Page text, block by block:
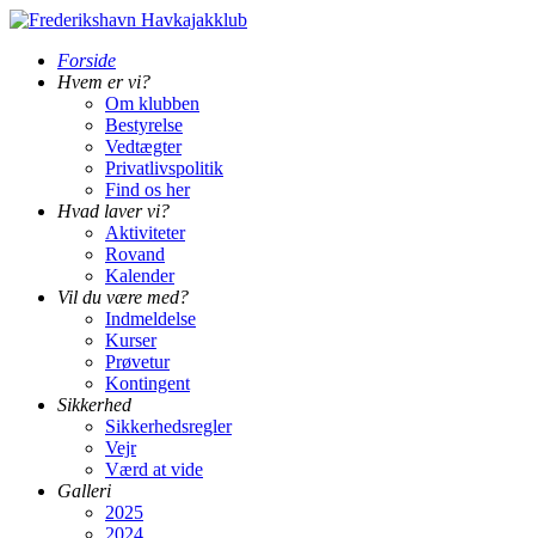
Forside
Hvem er vi?
Om klubben
Bestyrelse
Vedtægter
Privatlivspolitik
Find os her
Hvad laver vi?
Aktiviteter
Rovand
Kalender
Vil du være med?
Indmeldelse
Kurser
Prøvetur
Kontingent
Sikkerhed
Sikkerhedsregler
Vejr
Værd at vide
Galleri
2025
2024